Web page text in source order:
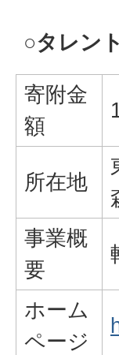
○タレン
寄附金
額
所在地
事業概
要
ホーム
ページ